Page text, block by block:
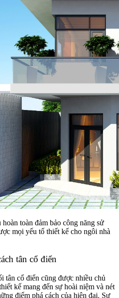
toàn đảm bảo công năng sử
mọi yếu tố thiết kế cho ngôi nhà
tân cổ điển
tân cổ điển cũng được nhiều chủ
kế mang đến sự hoài niệm và nét
điểm phá cách của hiện đại. Sự